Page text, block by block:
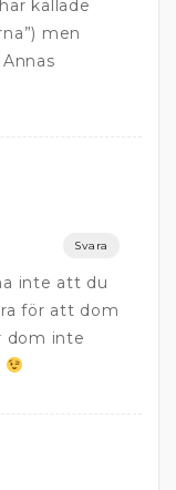
kallade
men
Svara
inte att du
för att dom
dom inte